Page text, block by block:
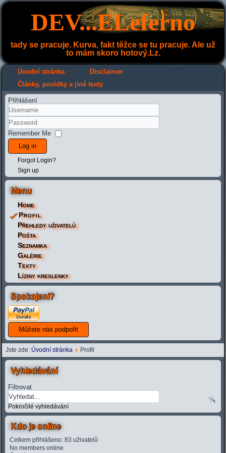
DEV...ELeferno
tady se pracuje. Kurva, fakt těžce se tu pracuje. Ale už
to mám skoro hotový.Lz.
Úvodní stránka Disclaimer
Články, povídky a jiné texty
Přihlášení
Remember Me
Log in
Forgot Login?
Sign up
Menu
Home
Profil
Přehledy uživatelů
Pošta
Seznamka
Galérie
Texty
Líziny kreslenky
Spokojeni?
Jste zde: Úvodní stránka Profil
Vyhledávání
Filtrovat
Pokročilé vyhledávání
Kdo je online
Celkem přihlášeno: 83 uživatelů
No members online